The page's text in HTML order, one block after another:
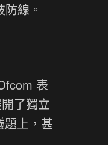
線。
表
了獨立
題上，甚